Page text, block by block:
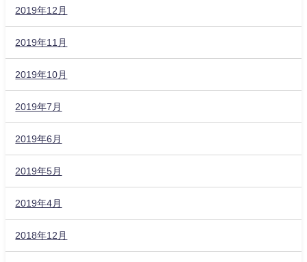
2019年12月
2019年11月
2019年10月
2019年7月
2019年6月
2019年5月
2019年4月
2018年12月